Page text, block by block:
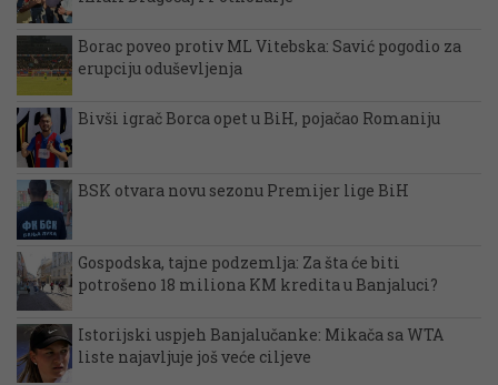
Borac poveo protiv ML Vitebska: Savić pogodio za
erupciju oduševljenja
Bivši igrač Borca opet u BiH, pojačao Romaniju
BSK otvara novu sezonu Premijer lige BiH
Gospodska, tajne podzemlja: Za šta će biti
potrošeno 18 miliona KM kredita u Banjaluci?
Istorijski uspjeh Banjalučanke: Mikača sa WTA
liste najavljuje još veće ciljeve